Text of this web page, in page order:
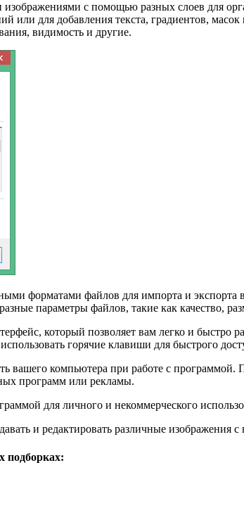
с помощью разных слоев для
или для добавления текста, градиентов,
видимость и другие.
форматами файлов для импорта и
параметры файлов, такие как качество,
который позволяет вам легко и
горячие клавиши для быстрого
вашего компьютера при работе с
программ или рекламы.
для личного и некоммерческого
и редактировать различные
подборках: